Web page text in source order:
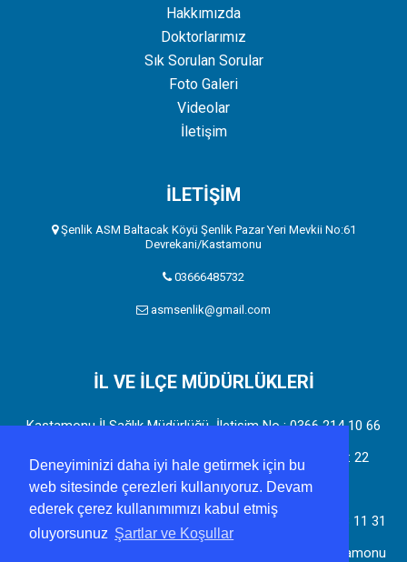
Deneyiminizi daha iyi hale getirmek için bu
web sitesinde çerezleri kullanıyoruz. Devam
ederek çerez kullanımımızı kabul etmiş
oluyorsunuz Şartlar ve Koşullar
Hakkımızda
Doktorlarımız
Sık Sorulan Sorular
Foto Galeri
Videolar
İletişim
İLETİŞİM
Şenlik ASM Baltacak Köyü Şenlik Pazar Yeri Mevkii No:61
Devrekani/Kastamonu
03666485732
asmsenlik@gmail.com
İL VE İLÇE MÜDÜRLÜKLERİ
Kastamonu İl Sağlık Müdürlüğü İletişim No : 0366 214 10 66
Adres: Candaroğulları mah. Mahir Demir Sk. No: 18 D: 22
37150 Merkez/Kastamonu
Devrekani Toplum Sağlığı Merkezi İletişim No : 0366 638 11 31
Adres : Ahiçelebi Mah. Kuz 2 Sk. Kat : 3 Devrekani/Kastamonu